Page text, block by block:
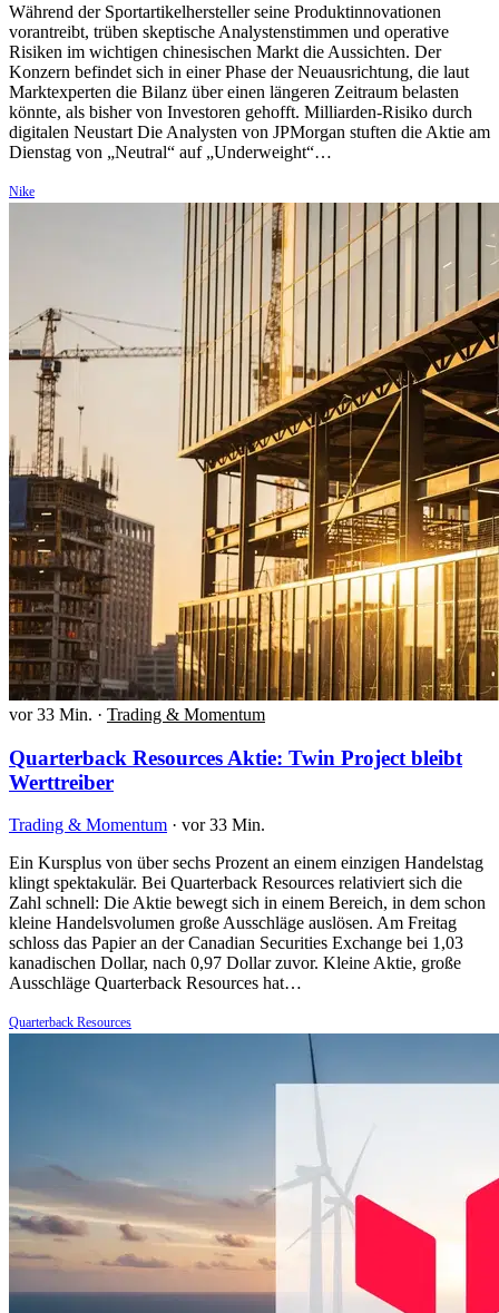
Während der Sportartikelhersteller seine Produktinnovationen
vorantreibt, trüben skeptische Analystenstimmen und operative
Risiken im wichtigen chinesischen Markt die Aussichten. Der
Konzern befindet sich in einer Phase der Neuausrichtung, die laut
Marktexperten die Bilanz über einen längeren Zeitraum belasten
könnte, als bisher von Investoren gehofft. Milliarden-Risiko durch
digitalen Neustart Die Analysten von JPMorgan stuften die Aktie am
Dienstag von „Neutral“ auf „Underweight“…
Nike
vor 33 Min. · Trading & Momentum
Quarterback Resources Aktie: Twin Project bleibt
Werttreiber
Trading & Momentum · vor 33 Min.
Ein Kursplus von über sechs Prozent an einem einzigen Handelstag
klingt spektakulär. Bei Quarterback Resources relativiert sich die
Zahl schnell: Die Aktie bewegt sich in einem Bereich, in dem schon
kleine Handelsvolumen große Ausschläge auslösen. Am Freitag
schloss das Papier an der Canadian Securities Exchange bei 1,03
kanadischen Dollar, nach 0,97 Dollar zuvor. Kleine Aktie, große
Ausschläge Quarterback Resources hat…
Quarterback Resources